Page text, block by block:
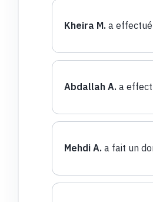
Kheira M. a
Abdallah A. a
Mehdi A. a fait un